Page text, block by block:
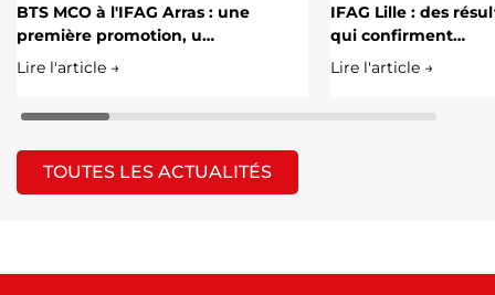
BTS MCO à l'IFAG Arras : une
première promotion, u…
Lire l'article →
IFAG Lille : des
qui confirment…
Lire l'article →
TOUTES LES ACTUALITÉS